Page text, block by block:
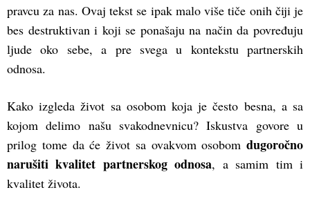
pravcu za nas. Ovaj tekst se ipak malo više tiče onih čiji je
bes destruktivan i koji se ponašaju na način da povređuju
ljude oko sebe, a pre svega u kontekstu partnerskih
odnosa.
Kako izgleda život sa osobom koja je često besna, a sa
kojom delimo našu svakodnevnicu? Iskustva govore u
prilog tome da će život sa ovakvom osobom dugoročno
narušiti kvalitet partnerskog odnosa, a samim tim i
kvalitet života.